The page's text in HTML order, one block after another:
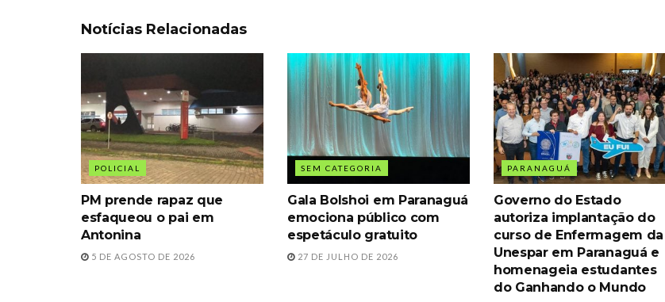
Notícias Relacionadas
POLICIAL
PM prende rapaz que
esfaqueou o pai em
Antonina
5 DE AGOSTO DE 2026
SEM CATEGORIA
Gala Bolshoi em Paranaguá
emociona público com
espetáculo gratuito
27 DE JULHO DE 2026
PARANAGUÁ
Governo do Estado
autoriza implantação do
curso de Enfermagem da
Unespar em Paranaguá e
homenageia estudantes
do Ganhando o Mundo